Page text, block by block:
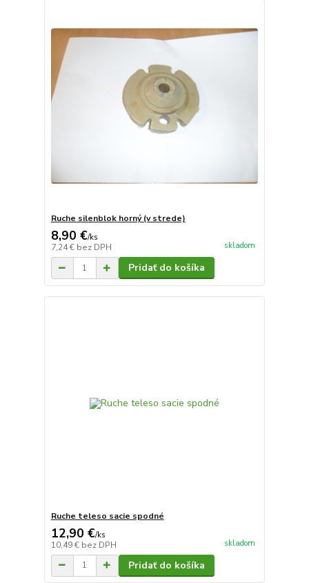
Ruche silenblok horný (v strede)
8,90 €/ks
7,24 € bez DPH skladom
Pridať do košíka
Ruche teleso sacie spodné
12,90 €/ks
10,49 € bez DPH skladom
Pridať do košíka